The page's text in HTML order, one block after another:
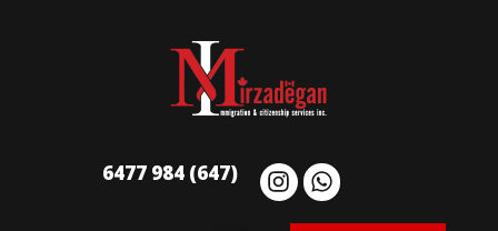
(647) 984 6477